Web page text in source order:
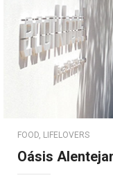
FOOD, LIFELOVERS
Oásis